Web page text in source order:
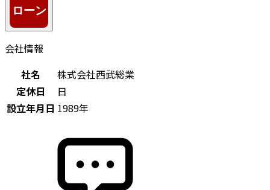
会社情報
社名
株式会社西武総業
定休日
日
設立年月日 1989年